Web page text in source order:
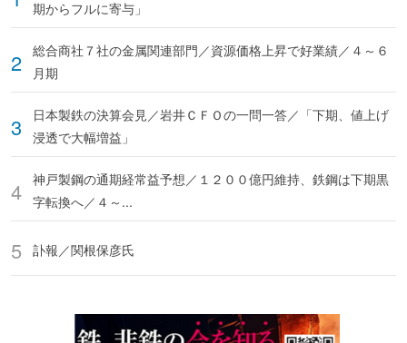
期からフルに寄与」
総合商社７社の金属関連部門／資源価格上昇で好業績／４～６
月期
日本製鉄の決算会見／岩井ＣＦＯの一問一答／「下期、値上げ
浸透で大幅増益」
神戸製鋼の通期経常益予想／１２００億円維持、鉄鋼は下期黒
字転換へ／４～...
訃報／関根保彦氏